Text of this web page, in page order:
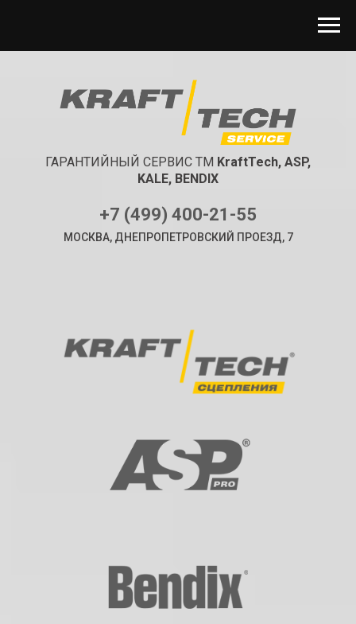
ГАРАНТИЙНЫЙ СЕРВИС ТМ KraftTech, ASP,
KALE, BENDIX
+7 (499) 400-21-55
МОСКВА, ДНЕПРОПЕТРОВСКИЙ ПРОЕЗД, 7